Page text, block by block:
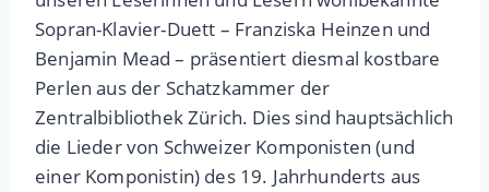
Sopran-Klavier-Duett – Franziska Heinzen und
Benjamin Mead – präsentiert diesmal kostbare
Perlen aus der Schatzkammer der
Zentralbibliothek Zürich. Dies sind hauptsächlich
die Lieder von Schweizer Komponisten (und
einer Komponistin) des 19. Jahrhunderts aus